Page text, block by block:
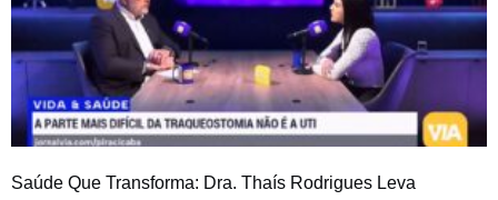
Saúde Que Transforma: Dra. Thaís Rodrigues Leva